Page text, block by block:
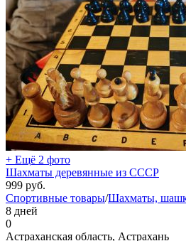
+ Ещё 2 фото
Шахматы деревянные из СССР
999 руб.
Спортивные товары/Шахматы,
8 дней
0
Астраханская область, Астрахань